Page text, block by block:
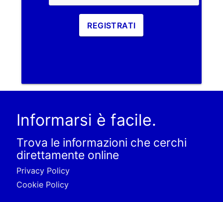
REGISTRATI
Informarsi è facile.
Trova le informazioni che cerchi
direttamente online
Privacy Policy
Cookie Policy